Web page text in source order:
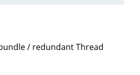
/ redundant Thread